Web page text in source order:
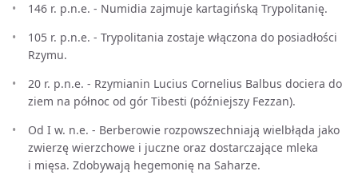
146 r. p.n.e. - Numidia zajmuje kartagińską Trypolitanię.
105 r. p.n.e. - Trypolitania zostaje włączona do posiadłości
Rzymu.
20 r. p.n.e. - Rzymianin Lucius Cornelius Balbus dociera do
ziem na północ od gór Tibesti (późniejszy Fezzan).
Od I w. n.e. - Berberowie rozpowszechniają wielbłąda jako
zwierzę wierzchowe i juczne oraz dostarczające mleka
i mięsa. Zdobywają hegemonię na Saharze.